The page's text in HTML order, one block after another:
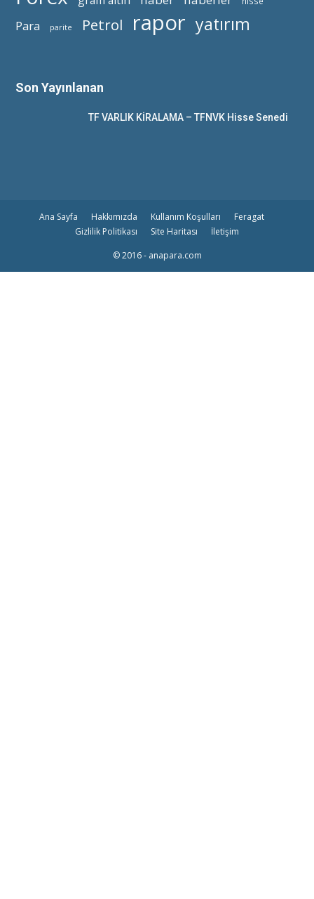
Para parite Petrol rapor yatırım
Son Yayınlanan
TF VARLIK KİRALAMA – TFNVK Hisse Senedi
Ana Sayfa Hakkımızda Kullanım Koşulları
Feragat
Gizlilik Politikası
Site Haritası
İletişim
© 2016 - anapara.com